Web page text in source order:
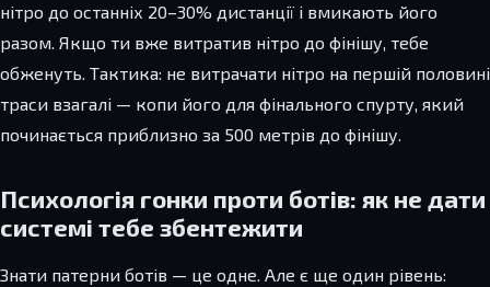
нітро до останніх 20–30% дистанції і вмикають його
разом. Якщо ти вже витратив нітро до фінішу, тебе
обженуть. Тактика: не витрачати нітро на першій половині
траси взагалі — копи його для фінального спурту, який
починається приблизно за 500 метрів до фінішу.
Психологія гонки проти ботів: як не дати
системі тебе збентежити
Знати патерни ботів — це одне. Але є ще один рівень: